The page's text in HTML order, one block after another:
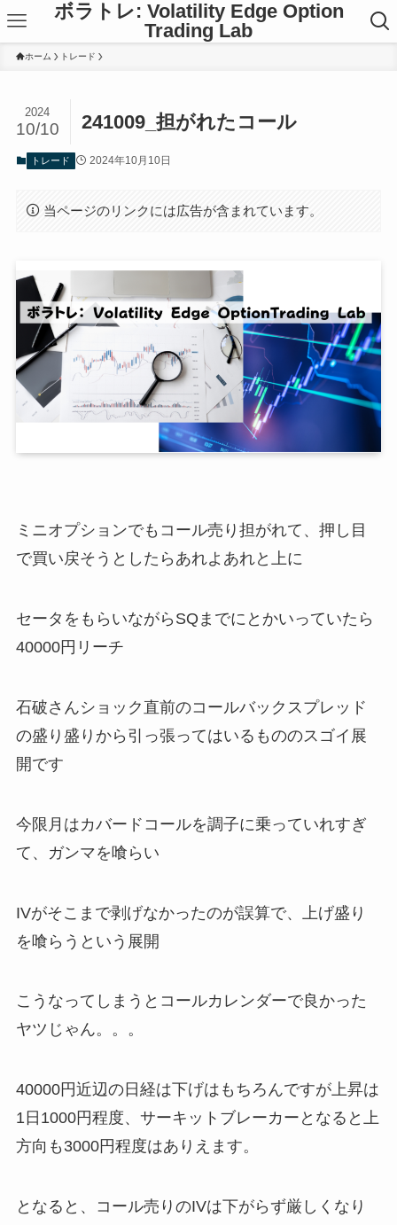
ボラトレ: Volatility Edge Option
Trading Lab
ホーム トレード
241009_担がれたコール
2024
10/10
トレード 2024年10月10日
当ページのリンクには広告が含まれています。
ミニオプションでもコール売り担がれて、押し目
で買い戻そうとしたらあれよあれと上に
セータをもらいながらSQまでにとかいっていたら
40000円リーチ
石破さんショック直前のコールバックスプレッド
の盛り盛りから引っ張ってはいるもののスゴイ展
開です
今限月はカバードコールを調子に乗っていれすぎ
て、ガンマを喰らい
IVがそこまで剥げなかったのが誤算で、上げ盛り
を喰らうという展開
こうなってしまうとコールカレンダーで良かった
ヤツじゃん。。。
40000円近辺の日経は下げはもちろんですが上昇は
1日1000円程度、サーキットブレーカーとなると上
方向も3000円程度はありえます。
となると、コール売りのIVは下がらず厳しくなり